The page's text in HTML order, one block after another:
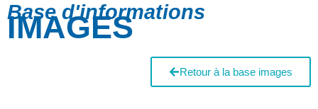
Base d'informations
IMAGES
Retour à la base images